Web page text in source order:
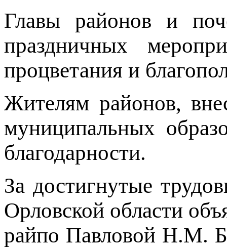
Главы районов и
праздничных
процветания и
Жителям районов,
муниципальных
благодарности.
За достигнутые
Орловской области
райпо Павловой Н.М.